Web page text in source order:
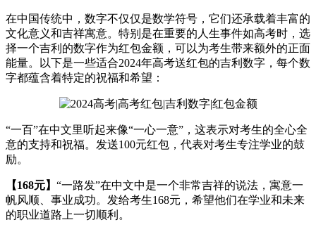
在中国传统中，数字不仅仅是数学符号，它们还承载着丰富的
文化意义和吉祥寓意。特别是在重要的人生事件如高考时，选
择一个吉利的数字作为红包金额，可以为考生带来额外的正面
能量。以下是一些适合2024年高考送红包的吉利数字，每个数
字都蕴含着特定的祝福和希望：
“一百”在中文里听起来像“一心一意”，这表示对考生的全心全
意的支持和祝福。发送100元红包，代表对考生专注学业的鼓
励。
【168元】 “一路发”在中文中是一个非常吉祥的说法，寓意一
帆风顺、事业成功。发给考生168元，希望他们在学业和未来
的职业道路上一切顺利。